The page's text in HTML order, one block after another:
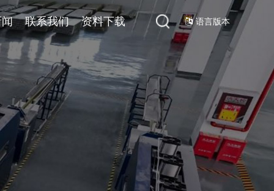
联系我们 资料下载 语言版本
公司新闻 联系我们 资料下载